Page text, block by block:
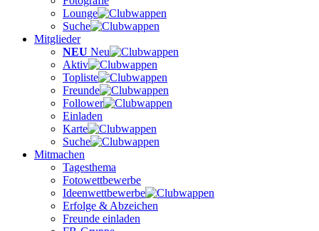
Lounge
Suche
Mitglieder
NEU Neu
Aktiv
Topliste
Freunde
Follower
Einladen
Karte
Suche
Mitmachen
Tagesthema
Fotowettbewerbe
Ideenwettbewerbe
Erfolge & Abzeichen
Freunde einladen